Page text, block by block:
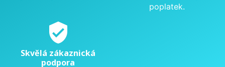
poplatek.
verified_user
Skvělá zákaznická
podpora